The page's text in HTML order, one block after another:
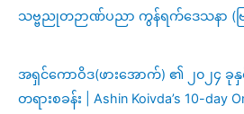
သဗ္ဗညုတဉာဏ်ပညာ ကွန်ရက်ဒေသနာ (
အရှင်ကောဝိဒ(ဖားအောက်) ၏ ၂၀၂၄ ခု
တရားစခန်း | Ashin Koivda’s 10-day